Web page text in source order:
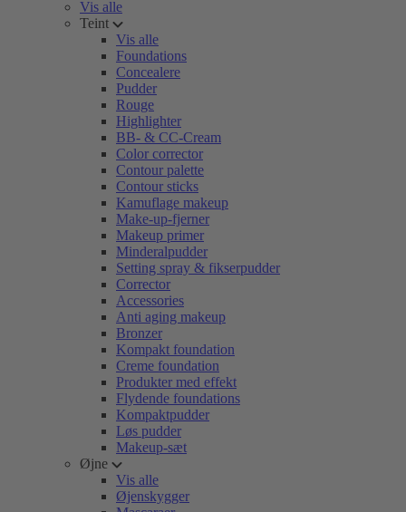
Vis alle
Teint
Vis alle
Foundations
Concealere
Pudder
Rouge
Highlighter
BB- & CC-Cream
Color corrector
Contour palette
Contour sticks
Kamuflage makeup
Make-up-fjerner
Makeup primer
Minderalpudder
Setting spray & fikserpudder
Corrector
Accessories
Anti aging makeup
Bronzer
Kompakt foundation
Creme foundation
Produkter med effekt
Flydende foundations
Kompaktpudder
Løs pudder
Makeup-sæt
Øjne
Vis alle
Øjenskygger